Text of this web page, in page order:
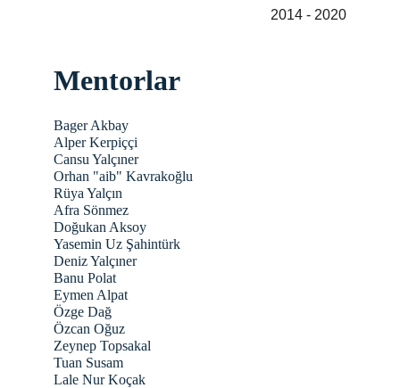
2014 - 2020
Mentorlar
Bager Akbay
Alper Kerpiççi
Cansu Yalçıner
Orhan "aib" Kavrakoğlu
Rüya Yalçın
Afra Sönmez
Doğukan Aksoy
Yasemin Uz Şahintürk
Deniz Yalçıner
Banu Polat
Eymen Alpat
Özge Dağ
Özcan Oğuz
Zeynep Topsakal
Tuan Susam
Lale Nur Koçak